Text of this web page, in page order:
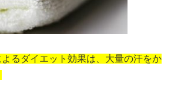
るダイエット効果は、大量の汗をか